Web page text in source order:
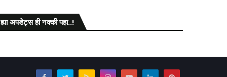
ह्या अपडेट्स ही नक्की पहा..!